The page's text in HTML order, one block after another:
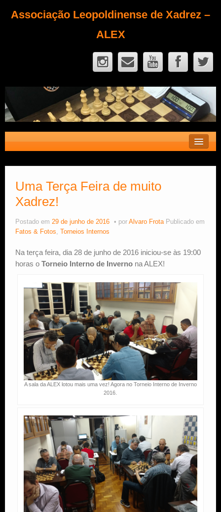
Associação Leopoldinense de Xadrez –
ALEX
Fique Sócio
Quem Somos?
Calendário
Uma Terça Feira de muito
Xadrez!
Postado em 29 de junho de 2016 por Alvaro Frota Publicado em
Fatos & Fotos, Torneios Internos
Na terça feira, dia 28 de junho de 2016 iniciou-se às 19:00
horas o Torneio Interno de Inverno na ALEX!
A sala da ALEX lotou mais uma vez! Agora no Torneio Interno de Inverno
2016.